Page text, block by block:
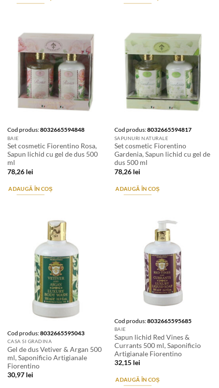
Cod produs:8032665594848
BAIE
Set cosmetic Fiorentino Rosa,
Sapun lichid cu gel de dus 500
ml
78,26 lei
ADAUGĂ ÎN COȘ
Cod produs:8032665594817
SAPUNURI NATURALE
Set cosmetic Fiorentino
Gardenia, Sapun lichid cu gel de
dus 500 ml
78,26 lei
ADAUGĂ ÎN COȘ
Stoc epuizat
Cod produs:8032665595043
CASA SI GRADINA
Gel de dus Vetiver & Argan 500
ml, Saponificio Artigianale
Fiorentino
30,97 lei
Cod produs:8032665595685
BAIE
Sapun lichid Red Vines &
Currants 500 ml, Saponificio
Artigianale Fiorentino
32,15 lei
ADAUGĂ ÎN COȘ